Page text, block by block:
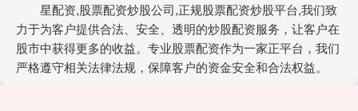
星配资,股票配资炒股公司,正规股票配资炒股平台,我们致
力于为客户提供合法、安全、透明的炒股配资服务，让客户在
股市中获得更多的收益。专业股票配资作为一家正平台，我们
严格遵守相关法律法规，保障客户的资金安全和合法权益。